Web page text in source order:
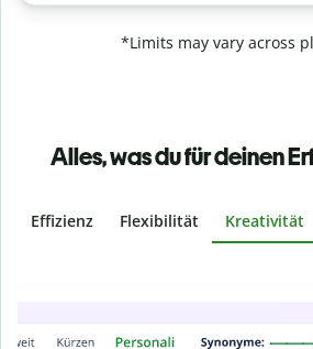
*Limits may vary across
Alles, was du für deinen
Effizienz Flexibilität Kreativität